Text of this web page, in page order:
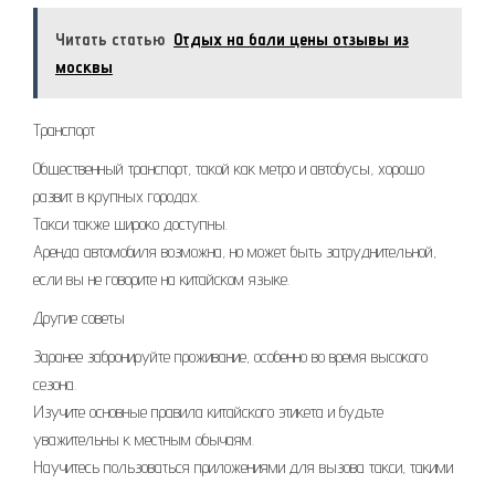
Читать статью Отдых на бали цены отзывы из
москвы
Транспорт
Общественный транспорт, такой как метро и автобусы, хорошо
развит в крупных городах.
Такси также широко доступны.
Аренда автомобиля возможна, но может быть затруднительной,
если вы не говорите на китайском языке.
Другие советы
Заранее забронируйте проживание, особенно во время высокого
сезона.
Изучите основные правила китайского этикета и будьте
уважительны к местным обычаям.
Научитесь пользоваться приложениями для вызова такси, такими